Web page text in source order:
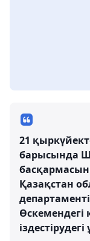
21
барысында
Қазақстан
Өскемендегі